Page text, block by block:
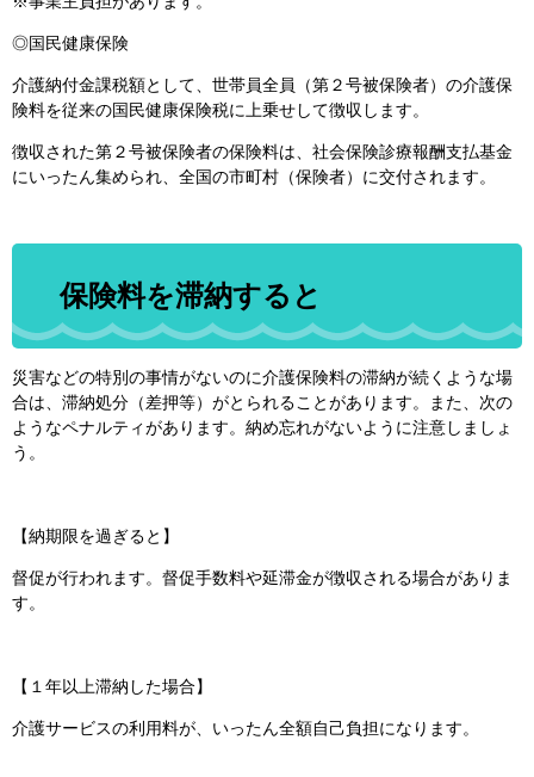
◎国民健康保険
介護納付金課税額として、世帯員全員（第２号被保険者）の介護保
険料を従来の国民健康保険税に上乗せして徴収します。
徴収された第２号被保険者の保険料は、社会保険診療報酬支払基金
にいったん集められ、全国の市町村（保険者）に交付されます。
保険料を滞納すると
災害などの特別の事情がないのに介護保険料の滞納が続くような場
合は、滞納処分（差押等）がとられることがあります。また、次の
ようなペナルティがあります。納め忘れがないように注意しましょ
う。
【納期限を過ぎると】
督促が行われます。督促手数料や延滞金が徴収される場合がありま
す。
【１年以上滞納した場合】
介護サービスの利用料が、いったん全額自己負担になります。